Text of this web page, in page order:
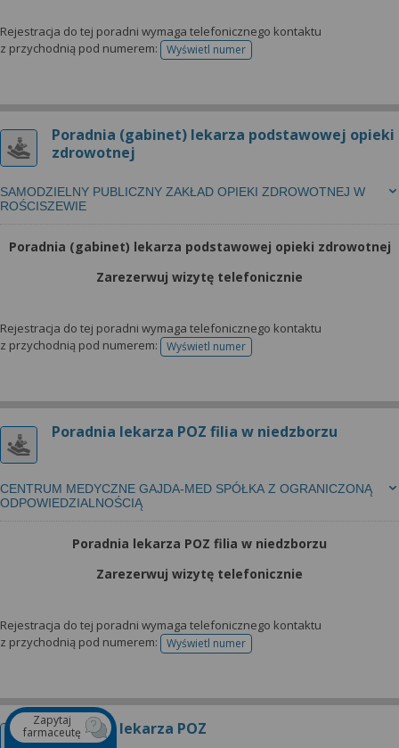
Rejestracja do tej poradni wymaga telefonicznego kontaktu
z przychodnią pod numerem:
Wyświetl numertelefonu do rejestracji
Poradnia (gabinet) lekarza podstawowej opieki
zdrowotnej
SAMODZIELNY PUBLICZNY ZAKŁAD OPIEKI ZDROWOTNEJ W
ROŚCISZEWIE
Poradnia (gabinet) lekarza podstawowej opieki zdrowotnej
Zarezerwuj wizytę telefonicznie
Rejestracja do tej poradni wymaga telefonicznego kontaktu
z przychodnią pod numerem:
Wyświetl numertelefonu do rejestracji
Poradnia lekarza POZ filia w niedzborzu
CENTRUM MEDYCZNE GAJDA-MED SPÓŁKA Z OGRANICZONĄ
ODPOWIEDZIALNOŚCIĄ
Poradnia lekarza POZ filia w niedzborzu
Zarezerwuj wizytę telefonicznie
Rejestracja do tej poradni wymaga telefonicznego kontaktu
z przychodnią pod numerem:
Wyświetl numertelefonu do rejestracji
Poradnia lekarza POZ
Zapytaj
farmaceutę